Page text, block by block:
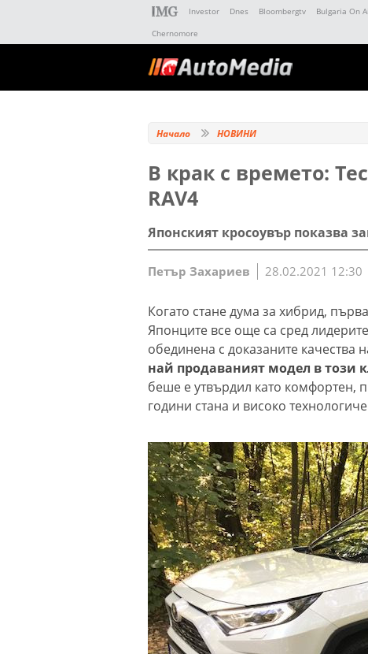
Investor Dnes Bloombergtv Bulgaria On
Chernomore
Начало НОВИНИ
В крак с времето:
RAV4
Японският кросоувър показва
Петър Захариев 28.02.2021 12:30
Когато стане дума за хибрид,
Японците все още са сред
обединена с доказаните качества
най продаваният модел в този
беше е утвърдил като комфортен,
години стана и високо